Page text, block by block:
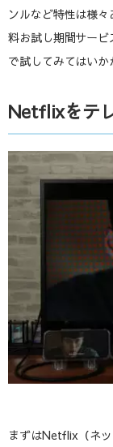
ンルなど特性は様
料お試し期間サー
で試してみてはいか
Netflixをテ
まずはNetflix（ネ